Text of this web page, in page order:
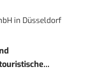
in Düsseldorf